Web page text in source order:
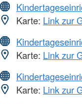
Karte: Link zur
Karte: Link zur
Karte: Link zur